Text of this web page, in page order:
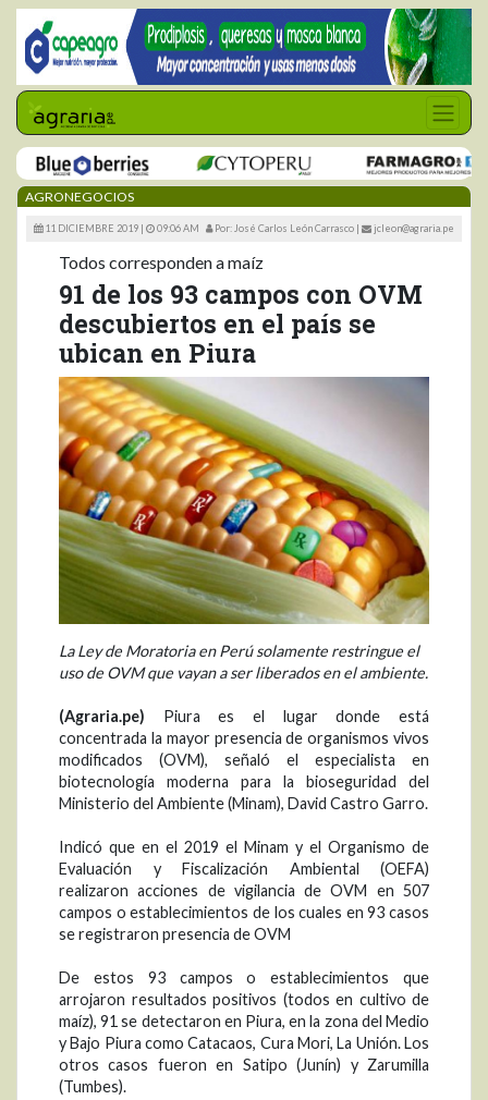
AGRONEGOCIOS
11 DICIEMBRE 2019 | 09:06 AM Por: José Carlos León Carrasco | jcleon@agraria.pe
Todos corresponden a maíz
91 de los 93 campos con OVM
descubiertos en el país se
ubican en Piura
La Ley de Moratoria en Perú solamente restringue el
uso de OVM que vayan a ser liberados en el ambiente.
(Agraria.pe) Piura es el lugar donde está
concentrada la mayor presencia de organismos vivos
modificados (OVM), señaló el especialista en
biotecnología moderna para la bioseguridad del
Ministerio del Ambiente (Minam), David Castro Garro.
Indicó que en el 2019 el Minam y el Organismo de
Evaluación y Fiscalización Ambiental (OEFA)
realizaron acciones de vigilancia de OVM en 507
campos o establecimientos de los cuales en 93 casos
se registraron presencia de OVM
De estos 93 campos o establecimientos que
arrojaron resultados positivos (todos en cultivo de
maíz), 91 se detectaron en Piura, en la zona del Medio
y Bajo Piura como Catacaos, Cura Mori, La Unión. Los
otros casos fueron en Satipo (Junín) y Zarumilla
(Tumbes).